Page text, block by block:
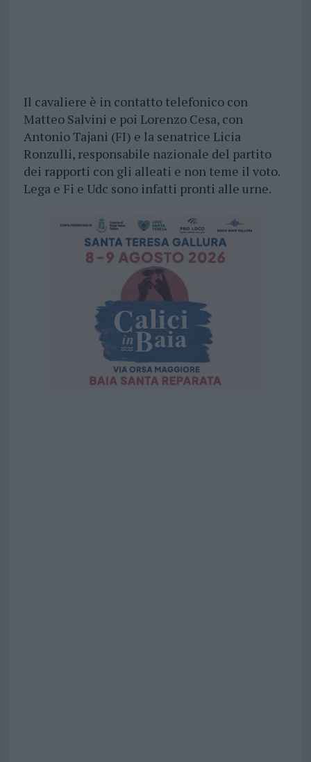
Il cavaliere è in contatto telefonico con
Matteo Salvini e poi Lorenzo Cesa, con
Antonio Tajani (FI) e la senatrice Licia
Ronzulli, responsabile nazionale del partito
dei rapporti con gli alleati e non teme il voto.
Lega e Fi e Udc sono infatti pronti alle urne.